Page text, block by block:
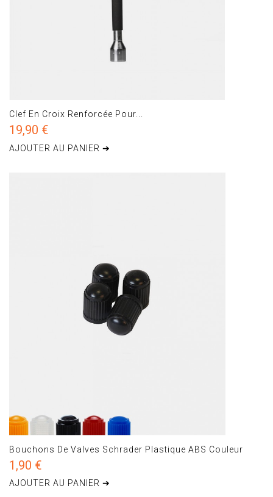
Clef En Croix Renforcée Pour...
19,90 €
AJOUTER AU PANIER ➔
Bouchons De Valves Schrader Plastique ABS Couleur
1,90 €
AJOUTER AU PANIER ➔